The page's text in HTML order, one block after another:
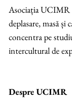
Asociația UCIMR
deplasare, masă și
concentra pe
intercultural de
Despre UCIMR